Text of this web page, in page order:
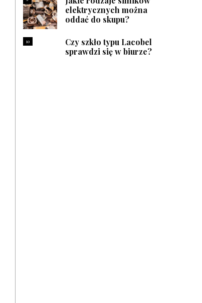
elektrycznych można
oddać do skupu?
10
Czy szkło typu Lacobel
sprawdzi się w biurze?